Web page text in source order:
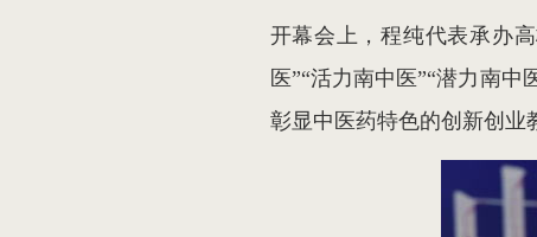
开幕会上，程纯代表承办
医”“活力南中医”“潜力南
彰显中医药特色的创新创业